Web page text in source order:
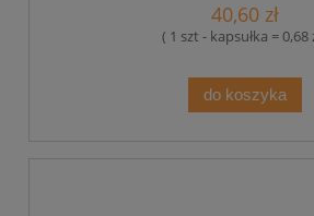
40,60 zł
( 1 szt - kapsułka = 0,68
do koszyka